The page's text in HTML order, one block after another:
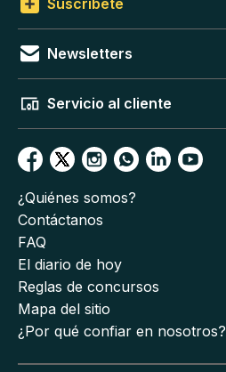
Suscríbete
Newsletters
Servicio al cliente
¿Quiénes somos?
Contáctanos
FAQ
El diario de hoy
Reglas de concursos
Mapa del sitio
¿Por qué confiar en nosotros?